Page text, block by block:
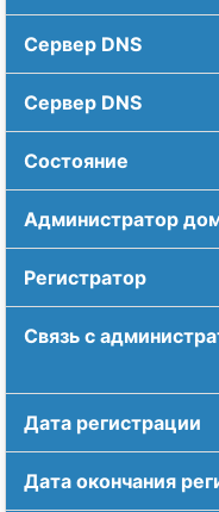
Сервер DNS
Сервер DNS
Соcтояние
Администратор
Регистратор
Связь с
Дата регистрации
Дата окончания